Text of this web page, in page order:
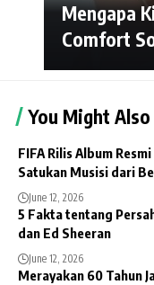
Mengapa
Comfort
You Might
FIFA Rilis Album
Satukan Musisi dari
June 12, 2026
5 Fakta tentang
dan Ed Sheeran
June 12, 2026
Merayakan 60 Tahun